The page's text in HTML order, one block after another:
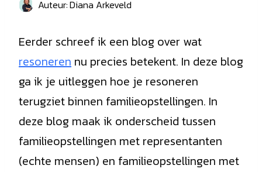
Auteur:Diana Arkeveld
Eerder schreef ik een blog over wat
resoneren nu precies betekent. In deze blog
ga ik je uitleggen hoe je resoneren
terugziet binnen familieopstellingen. In
deze blog maak ik onderscheid tussen
familieopstellingen met representanten
(echte mensen) en familieopstellingen met